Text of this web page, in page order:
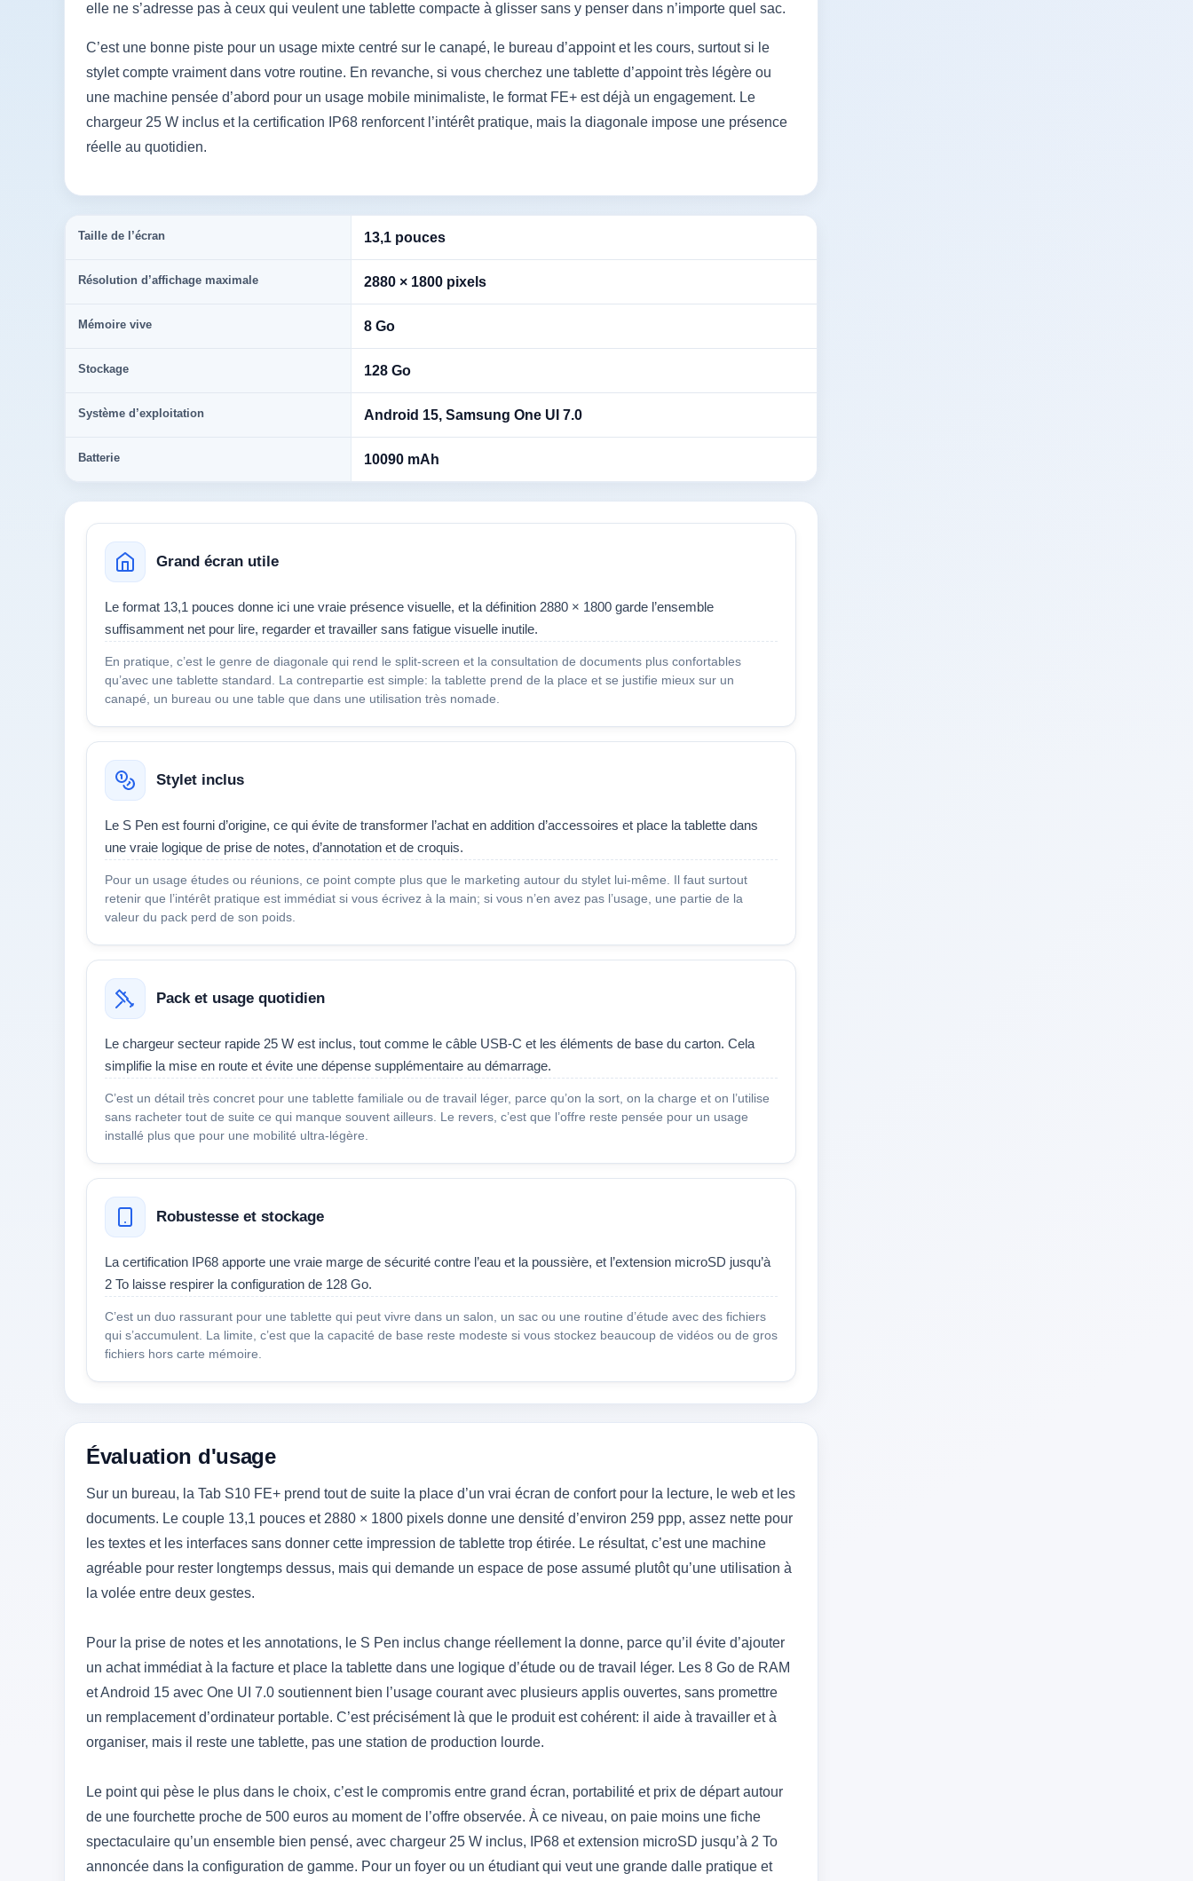
elle ne s’adresse pas à ceux qui veulent une tablette compacte à glisser sans y penser dans n’importe quel sac.
C’est une bonne piste pour un usage mixte centré sur le canapé, le bureau d’appoint et les cours, surtout si le
stylet compte vraiment dans votre routine. En revanche, si vous cherchez une tablette d’appoint très légère ou
une machine pensée d’abord pour un usage mobile minimaliste, le format FE+ est déjà un engagement. Le
chargeur 25 W inclus et la certification IP68 renforcent l’intérêt pratique, mais la diagonale impose une présence
réelle au quotidien.
Taille de l’écran 13,1 pouces
Résolution d’affichage maximale 2880 × 1800 pixels
Mémoire vive 8 Go
Stockage 128 Go
Système d’exploitation Android 15, Samsung One UI 7.0
Batterie 10090 mAh
Grand écran utile
Le format 13,1 pouces donne ici une vraie présence visuelle, et la définition 2880 × 1800 garde l’ensemble
suffisamment net pour lire, regarder et travailler sans fatigue visuelle inutile.
En pratique, c’est le genre de diagonale qui rend le split-screen et la consultation de documents plus confortables
qu’avec une tablette standard. La contrepartie est simple: la tablette prend de la place et se justifie mieux sur un
canapé, un bureau ou une table que dans une utilisation très nomade.
Stylet inclus
Le S Pen est fourni d’origine, ce qui évite de transformer l’achat en addition d’accessoires et place la tablette dans
une vraie logique de prise de notes, d’annotation et de croquis.
Pour un usage études ou réunions, ce point compte plus que le marketing autour du stylet lui-même. Il faut surtout
retenir que l’intérêt pratique est immédiat si vous écrivez à la main; si vous n’en avez pas l’usage, une partie de la
valeur du pack perd de son poids.
Pack et usage quotidien
Le chargeur secteur rapide 25 W est inclus, tout comme le câble USB-C et les éléments de base du carton. Cela
simplifie la mise en route et évite une dépense supplémentaire au démarrage.
C’est un détail très concret pour une tablette familiale ou de travail léger, parce qu’on la sort, on la charge et on l’utilise
sans racheter tout de suite ce qui manque souvent ailleurs. Le revers, c’est que l’offre reste pensée pour un usage
installé plus que pour une mobilité ultra-légère.
Robustesse et stockage
La certification IP68 apporte une vraie marge de sécurité contre l’eau et la poussière, et l’extension microSD jusqu’à
2 To laisse respirer la configuration de 128 Go.
C’est un duo rassurant pour une tablette qui peut vivre dans un salon, un sac ou une routine d’étude avec des fichiers
qui s’accumulent. La limite, c’est que la capacité de base reste modeste si vous stockez beaucoup de vidéos ou de gros
fichiers hors carte mémoire.
Évaluation d'usage
Sur un bureau, la Tab S10 FE+ prend tout de suite la place d’un vrai écran de confort pour la lecture, le web et les
documents. Le couple 13,1 pouces et 2880 × 1800 pixels donne une densité d’environ 259 ppp, assez nette pour
les textes et les interfaces sans donner cette impression de tablette trop étirée. Le résultat, c’est une machine
agréable pour rester longtemps dessus, mais qui demande un espace de pose assumé plutôt qu’une utilisation à
la volée entre deux gestes.
Pour la prise de notes et les annotations, le S Pen inclus change réellement la donne, parce qu’il évite d’ajouter
un achat immédiat à la facture et place la tablette dans une logique d’étude ou de travail léger. Les 8 Go de RAM
et Android 15 avec One UI 7.0 soutiennent bien l’usage courant avec plusieurs applis ouvertes, sans promettre
un remplacement d’ordinateur portable. C’est précisément là que le produit est cohérent: il aide à travailler et à
organiser, mais il reste une tablette, pas une station de production lourde.
Le point qui pèse le plus dans le choix, c’est le compromis entre grand écran, portabilité et prix de départ autour
de une fourchette proche de 500 euros au moment de l’offre observée. À ce niveau, on paie moins une fiche
spectaculaire qu’un ensemble bien pensé, avec chargeur 25 W inclus, IP68 et extension microSD jusqu’à 2 To
annoncée dans la configuration de gamme. Pour un foyer ou un étudiant qui veut une grande dalle pratique et